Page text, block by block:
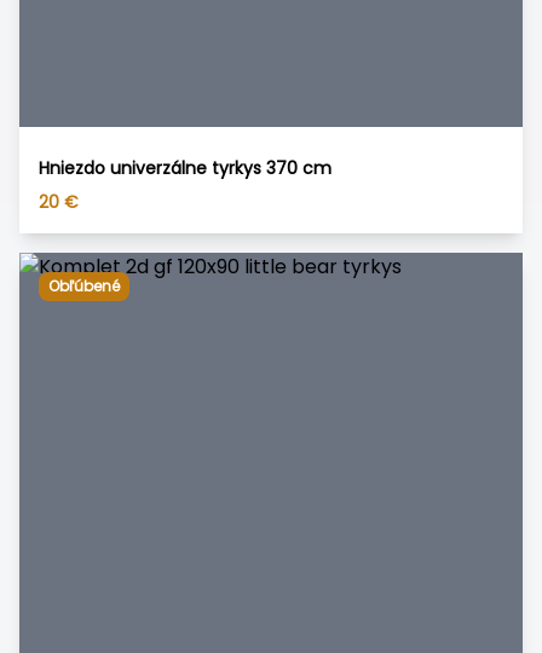
Hniezdo univerzálne tyrkys 370 cm
20 €
Obľúbené